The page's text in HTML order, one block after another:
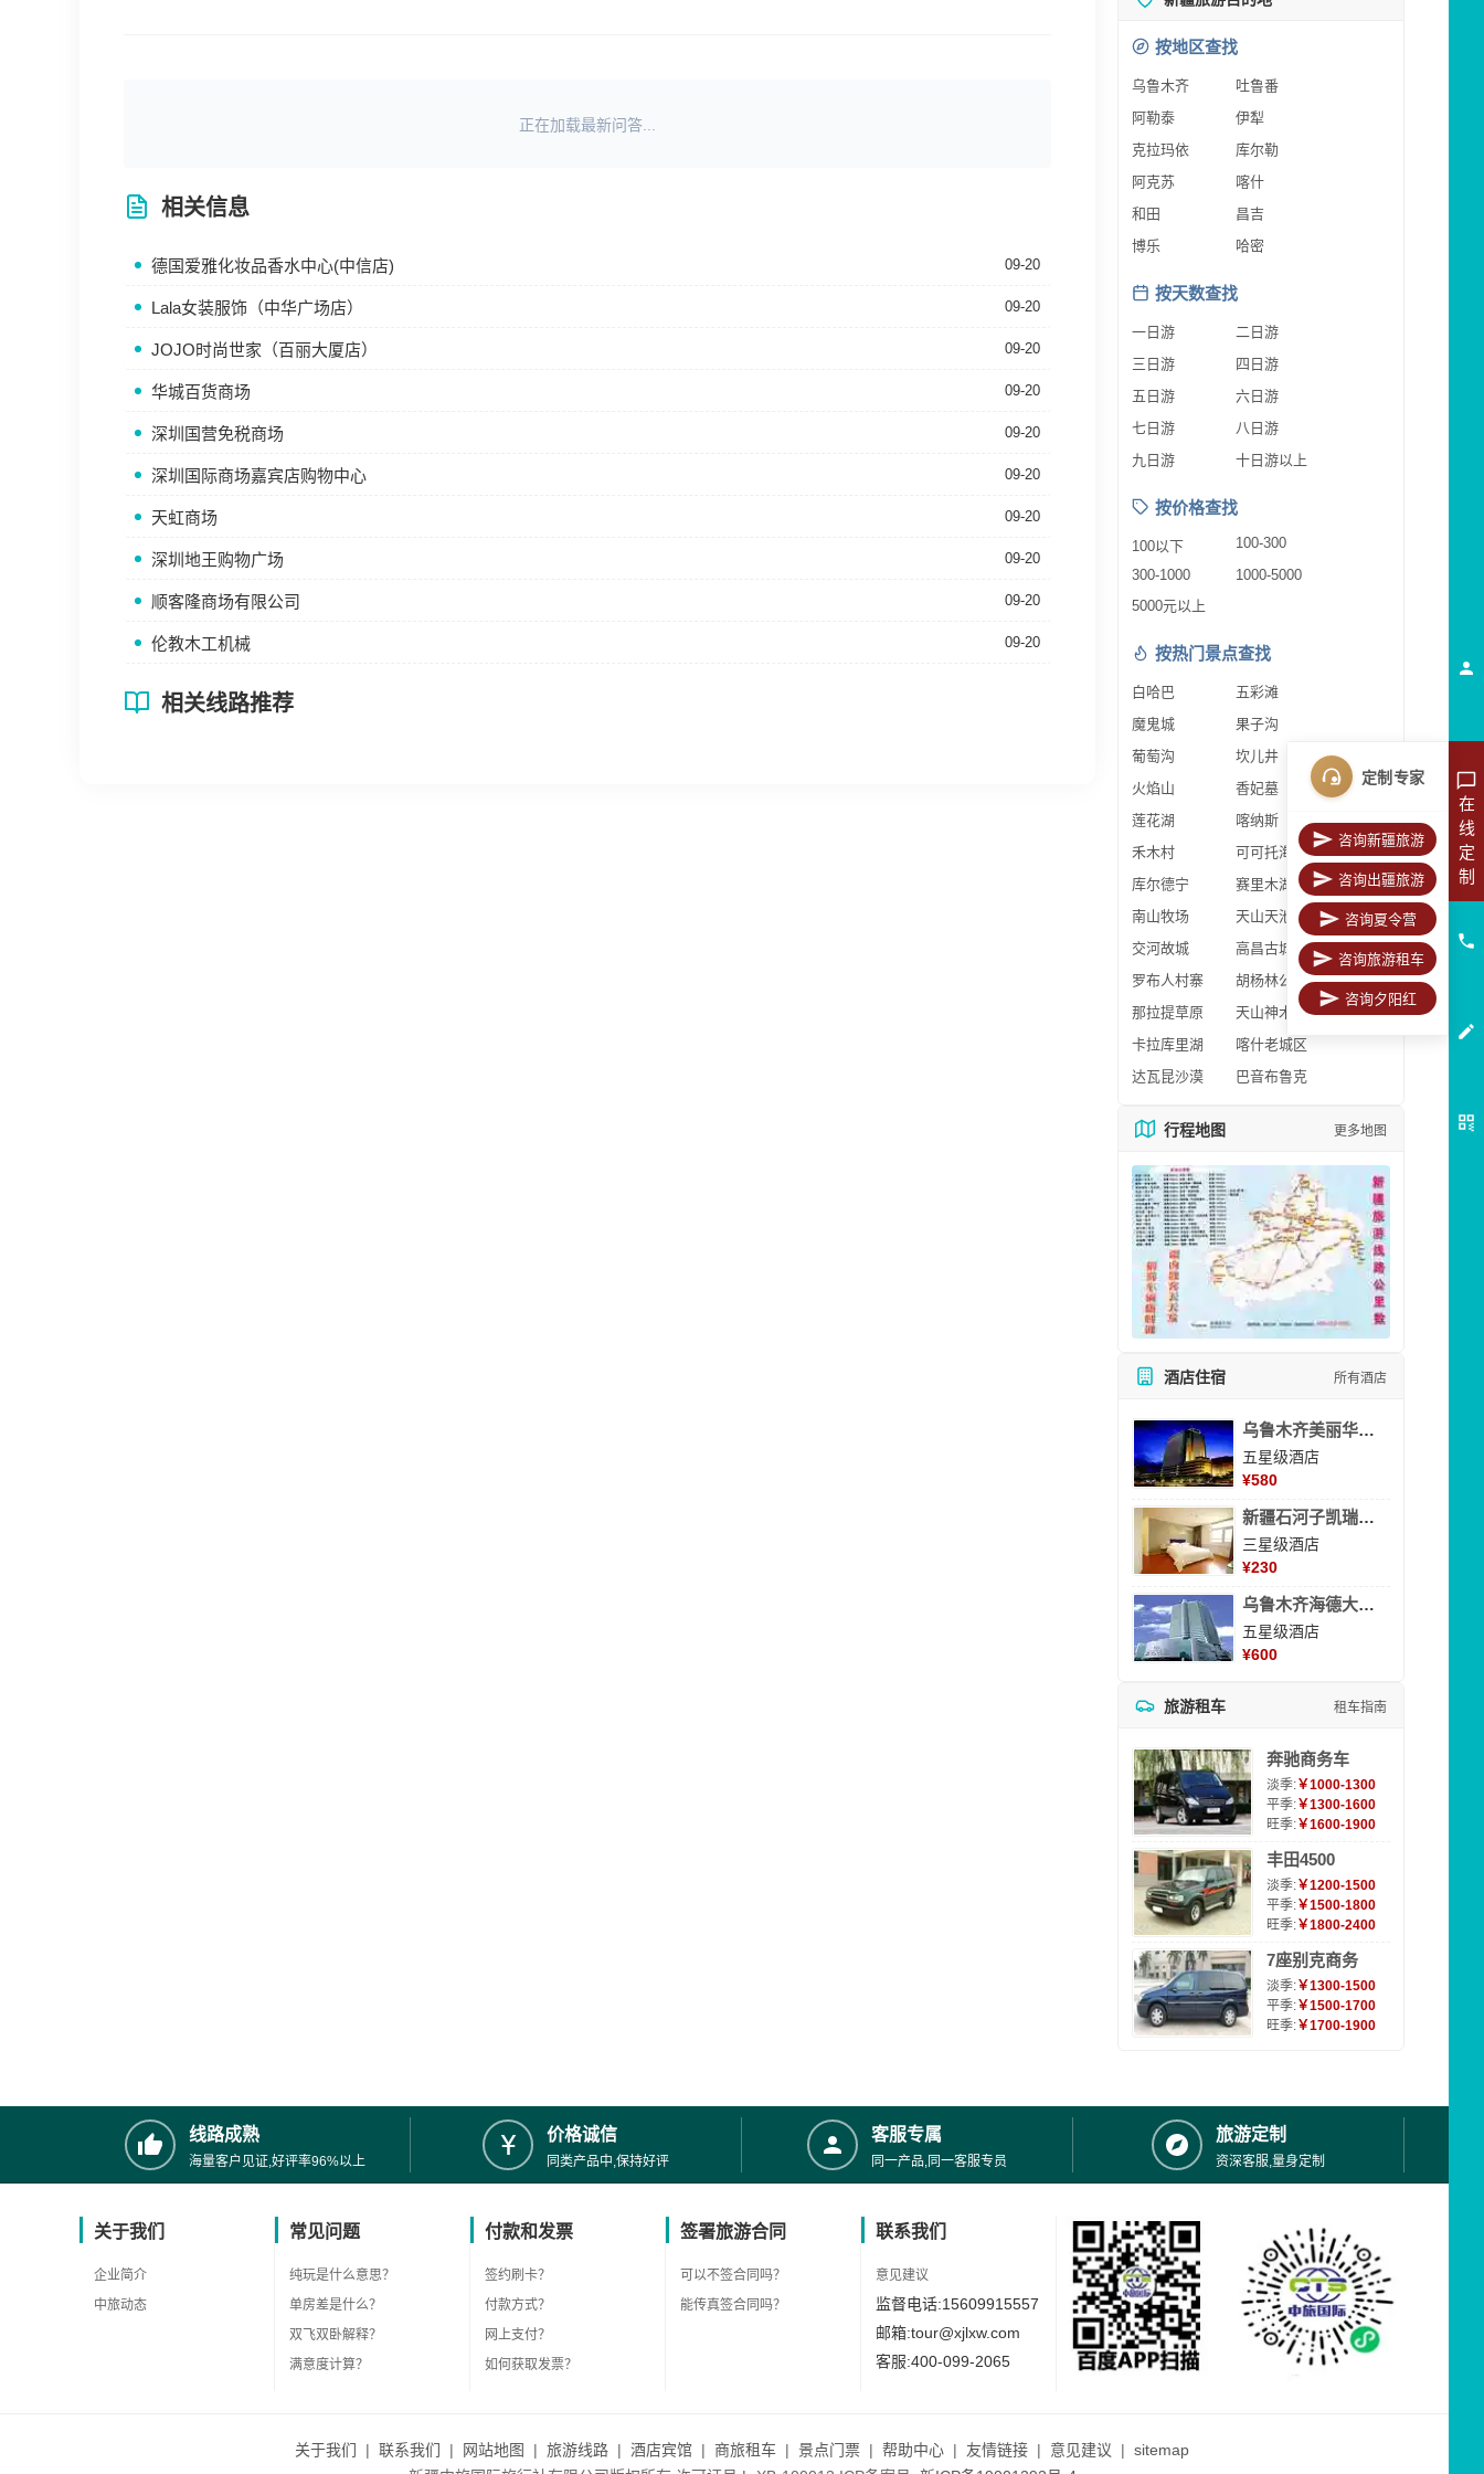
正在加载最新问答...
相关信息
德国爱雅化妆品香水中心(中信店) 09-20
Lala女装服饰（中华广场店） 09-20
JOJO时尚世家（百丽大厦店） 09-20
华城百货商场 09-20
深圳国营免税商场 09-20
深圳国际商场嘉宾店购物中心 09-20
天虹商场 09-20
深圳地王购物广场 09-20
顺客隆商场有限公司 09-20
伦教木工机械 09-20
相关线路推荐
按地区查找
乌鲁木齐
吐鲁番
阿勒泰
伊犁
克拉玛依
库尔勒
阿克苏
喀什
和田
昌吉
博乐
哈密
按天数查找
一日游
二日游
三日游
四日游
五日游
六日游
七日游
八日游
九日游
十日游以上
按价格查找
100以下
100-300
300-1000
1000-5000
5000元以上
按热门景点查找
白哈巴
五彩滩
魔鬼城
果子沟
葡萄沟
坎儿井
火焰山
香妃墓
莲花湖
喀纳斯
禾木村
可可托海
库尔德宁
赛里木湖
南山牧场
天山天池
交河故城
高昌古城
罗布人村寨
胡杨林公园
那拉提草原
天山神木园
卡拉库里湖
喀什老城区
达瓦昆沙漠
巴音布鲁克
行程地图 更多地图
酒店住宿 所有酒店
乌鲁木齐美丽华大酒
五星级酒店
¥580
新疆石河子凯瑞酒店
三星级酒店
¥230
乌鲁木齐海德大酒店
五星级酒店
¥600
旅游租车 租车指南
奔驰商务车
淡季:￥1000-1300
平季:￥1300-1600
旺季:￥1600-1900
丰田4500
淡季:￥1200-1500
平季:￥1500-1800
旺季:￥1800-2400
7座别克商务
淡季:￥1300-1500
平季:￥1500-1700
旺季:￥1700-1900
线路成熟
海量客户见证,好评率96%以上
价格诚信
同类产品中,保持好评
客服专属
同一产品,同一客服专员
旅游定制
资深客服,量身定制
关于我们
企业简介
中旅动态
常见问题
纯玩是什么意思？
单房差是什么？
双飞双卧解释？
满意度计算？
付款和发票
签约刷卡？
付款方式？
网上支付？
如何获取发票？
签署旅游合同
可以不签合同吗？
能传真签合同吗？
联系我们
意见建议
监督电话:15609915557
邮箱:tour@xjlxw.com
客服:400-099-2065
关于我们 | 联系我们 | 网站地图 | 旅游线路 | 酒店宾馆 | 商旅租车 | 景点门票 | 帮助中心 | 友情链接 | 意见建议 | sitemap
在
线
定
制
定制专家
咨询新疆旅游
咨询出疆旅游
咨询夏令营
咨询旅游租车
咨询夕阳红